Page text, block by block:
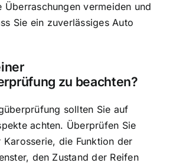
Überraschungen vermeiden und
Sie ein zuverlässiges Auto
zu beachten?
sollten Sie auf
achten. Überprüfen Sie
Karosserie, die Funktion der
den Zustand der Reifen